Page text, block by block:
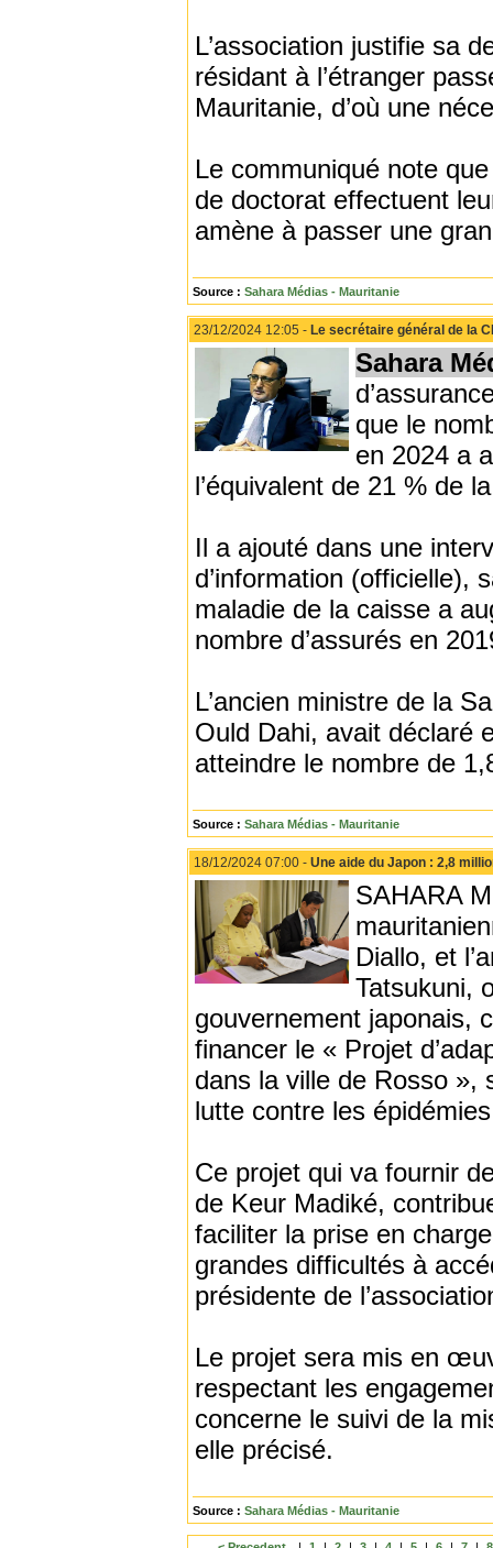
L’association justifie sa
résidant à l’étranger
Mauritanie, d’où une
Le communiqué note
de doctorat effectuent
amène à passer une
Source : Sahara Médias - Mauritanie
23/12/2024 12:05 - Le secrétaire général de la
Sahara
que le
en 2024 a
l’équivalent de 21 % de
Il a ajouté dans une
d’information (officielle),
maladie de la caisse a
nombre d’assurés en
L’ancien ministre de la
Ould Dahi, avait déclaré
atteindre le nombre de
Source : Sahara Médias - Mauritanie
18/12/2024 07:00 - Une aide du Japon : 2,8
SAHARA
Diallo, et
Tatsukuni,
gouvernement japonais,
financer le « Projet
dans la ville de Rosso »,
lutte contre les
Ce projet qui va fournir
de Keur Madiké,
faciliter la prise en
grandes difficultés à
présidente de
Le projet sera mis en
respectant les
concerne le suivi de la
elle précisé.
Source : Sahara Médias - Mauritanie